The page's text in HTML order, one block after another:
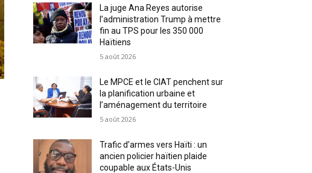
La juge Ana Reyes autorise
l’administration Trump à mettre
fin au TPS pour les 350 000
Haïtiens
5 août 2026
Le MPCE et le CIAT penchent sur
la planification urbaine et
l’aménagement du territoire
5 août 2026
Trafic d’armes vers Haïti : un
ancien policier haïtien plaide
coupable aux États-Unis